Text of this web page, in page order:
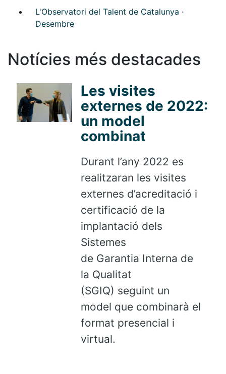
L'Observatori del Talent de Catalunya ·
Desembre
Notícies més destacades
Les visites
externes de 2022:
un model
combinat
Durant l’any 2022 es
realitzaran les visites
externes d’acreditació i
certificació de la
implantació dels
Sistemes
de Garantia Interna de
la Qualitat
(SGIQ) seguint un
model que combinarà el
format presencial i
virtual.